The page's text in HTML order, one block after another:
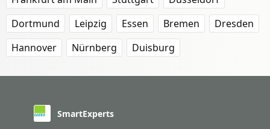
Dortmund
Leipzig Essen Bremen
Dresden
Hannover
Nürnberg Duisburg
SmartExperts